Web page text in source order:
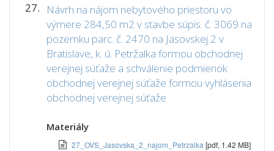
27.
Návrh na nájom nebytového priestoru vo
výmere 284,50 m2 v stavbe súpis. č. 3069 na
pozemku parc. č. 2470 na Jasovskej 2 v
Bratislave, k. ú. Petržalka formou obchodnej
verejnej súťaže a schválenie podmienok
obchodnej verejnej súťaže formou vyhlásenia
obchodnej verejnej súťaže
Materiály
27_OVS_Jasovska_2_najom_Petrzalka [pdf, 1.42 MB]